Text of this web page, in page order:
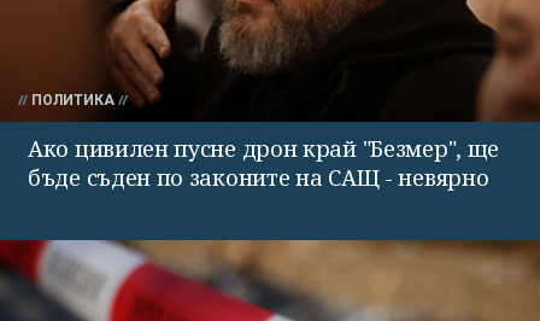
ПОЛИТИКА
Ако цивилен пусне дрон край "Безмер", ще
бъде съден по законите на САЩ - невярно